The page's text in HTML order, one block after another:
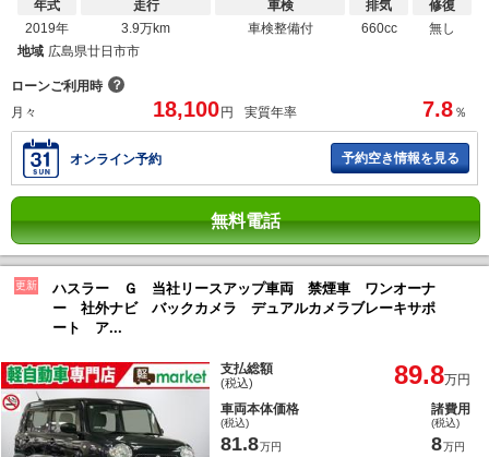
年式
2019年
走行
3.9万km
車検
車検整備付
排気
660cc
修復
無し
地域 広島県廿日市市
ローンご利用時 ？
月々
18,100 円 実質年率 7.8 ％
オンライン予約 予約空き情報を見る
無料電話
更新
ハスラー Ｇ 当社リースアップ車両 禁煙車 ワンオーナ
ー 社外ナビ バックカメラ デュアルカメラブレーキサポ
ート ア...
支払総額
(税込) 89.8万円
車両本体価格
(税込)
81.8万円
諸費用
(税込)
8万円